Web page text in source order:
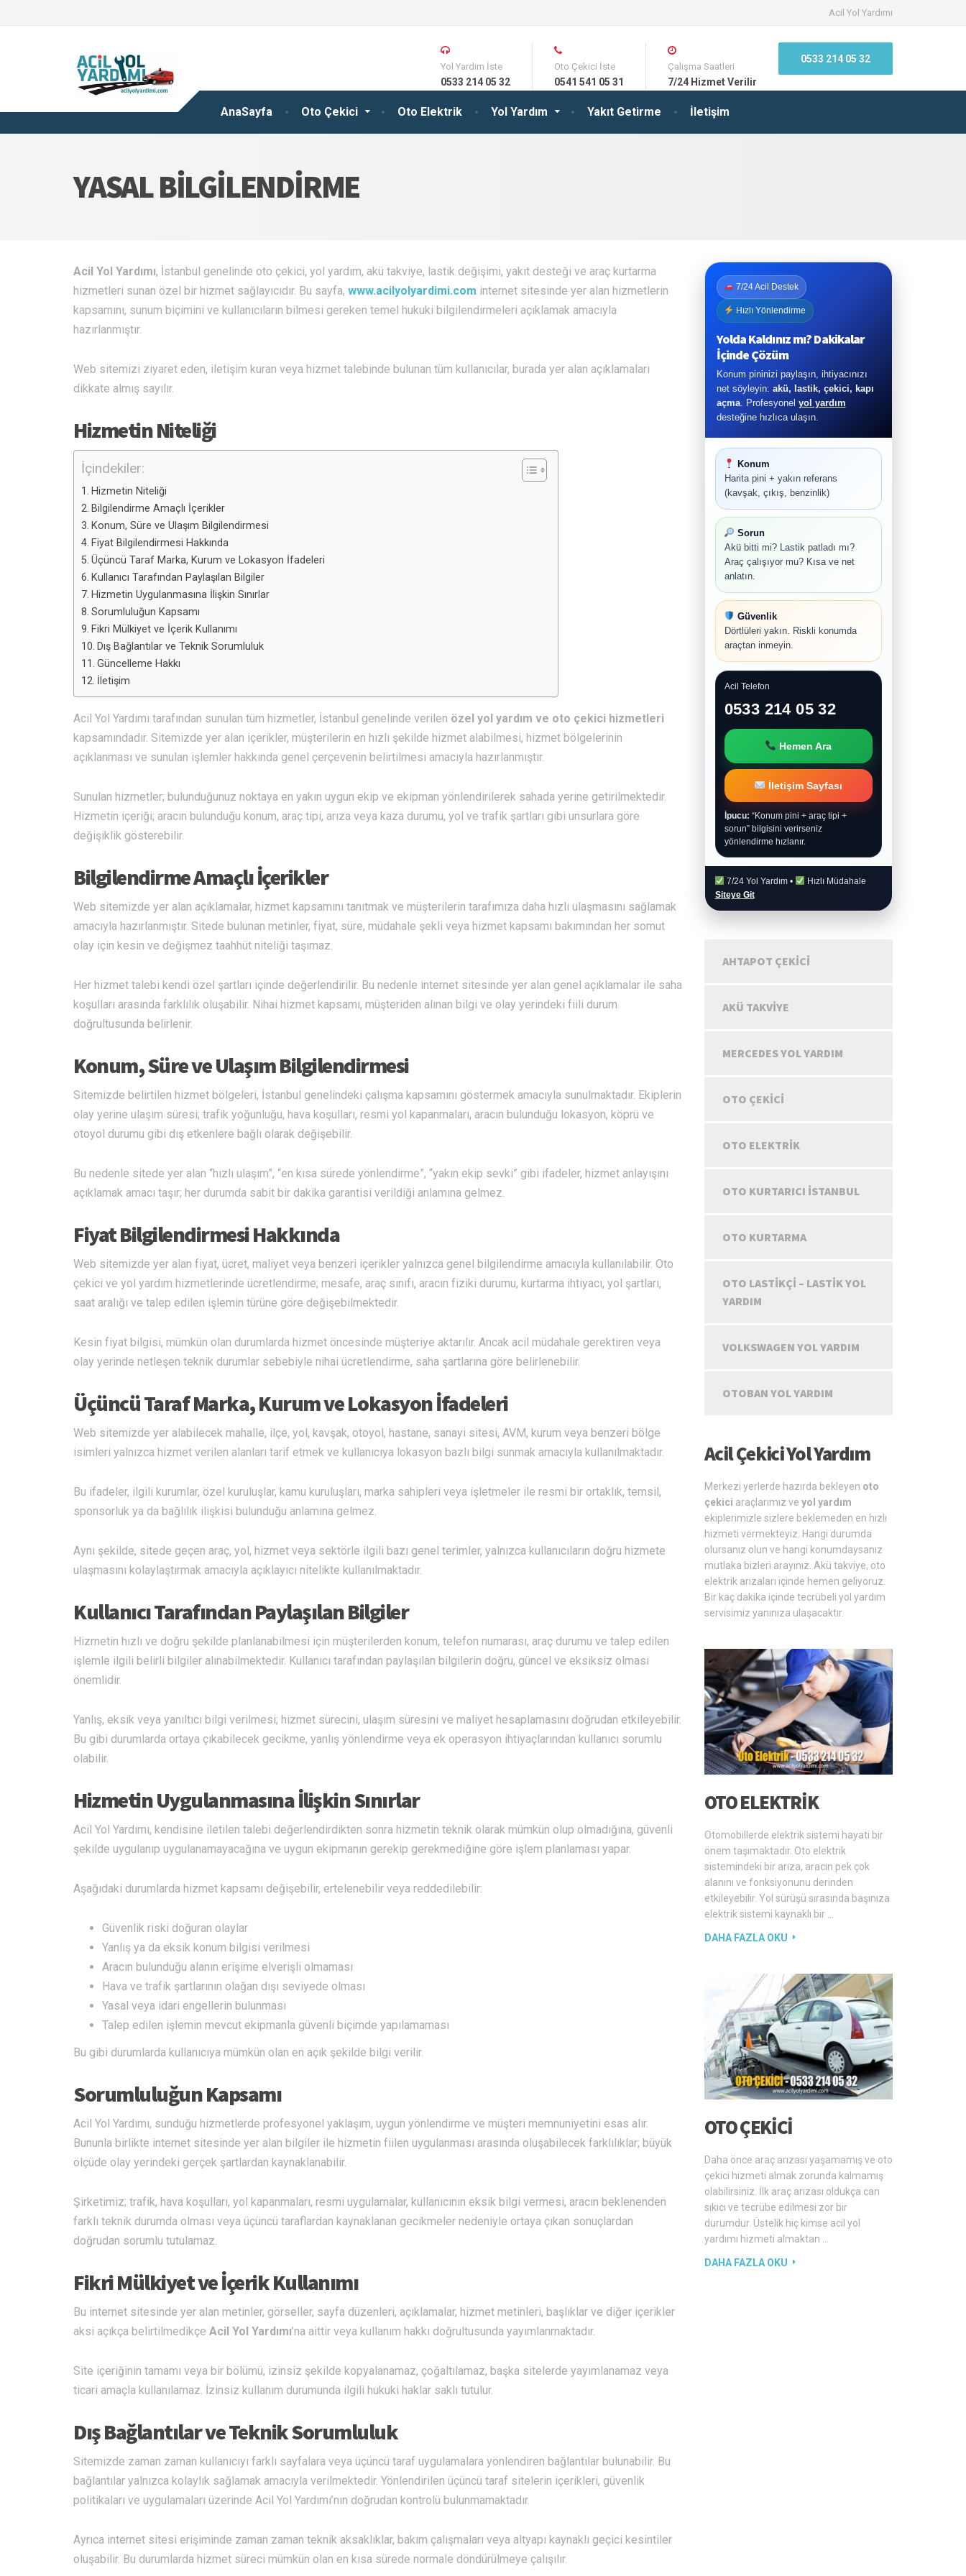
Acil Yol Yardımı
AnaSayfa Oto Çekici Oto Elektrik Yol Yardım Yakıt Getirme İletişim
Yol Yardım İste
0533 214 05 32
Oto Çekici İste
0541 541 05 31
Çalışma Saatleri
7/24 Hizmet Verilir
0533 214 05 32
YASAL BILGILENDIRME
Acil Yol Yardımı, İstanbul genelinde oto çekici, yol yardım, akü takviye, lastik değişimi, yakıt desteği ve araç kurtarma
hizmetleri sunan özel bir hizmet sağlayıcıdır. Bu sayfa, www.acilyolyardimi.com internet sitesinde yer alan hizmetlerin
kapsamını, sunum biçimini ve kullanıcıların bilmesi gereken temel hukuki bilgilendirmeleri açıklamak amacıyla
hazırlanmıştır.
Web sitemizi ziyaret eden, iletişim kuran veya hizmet talebinde bulunan tüm kullanıcılar, burada yer alan açıklamaları
dikkate almış sayılır.
Hizmetin Niteliği
İçindekiler:
Hizmetin Niteliği
Bilgilendirme Amaçlı İçerikler
Konum, Süre ve Ulaşım Bilgilendirmesi
Fiyat Bilgilendirmesi Hakkında
Üçüncü Taraf Marka, Kurum ve Lokasyon İfadeleri
Kullanıcı Tarafından Paylaşılan Bilgiler
Hizmetin Uygulanmasına İlişkin Sınırlar
Sorumluluğun Kapsamı
Fikri Mülkiyet ve İçerik Kullanımı
Dış Bağlantılar ve Teknik Sorumluluk
Güncelleme Hakkı
İletişim
Acil Yol Yardımı tarafından sunulan tüm hizmetler, İstanbul genelinde verilen özel yol yardım ve oto çekici hizmetleri
kapsamındadır. Sitemizde yer alan içerikler, müşterilerin en hızlı şekilde hizmet alabilmesi, hizmet bölgelerinin
açıklanması ve sunulan işlemler hakkında genel çerçevenin belirtilmesi amacıyla hazırlanmıştır.
Sunulan hizmetler; bulunduğunuz noktaya en yakın uygun ekip ve ekipman yönlendirilerek sahada yerine getirilmektedir.
Hizmetin içeriği; aracın bulunduğu konum, araç tipi, arıza veya kaza durumu, yol ve trafik şartları gibi unsurlara göre
değişiklik gösterebilir.
Bilgilendirme Amaçlı İçerikler
Web sitemizde yer alan açıklamalar, hizmet kapsamını tanıtmak ve müşterilerin tarafımıza daha hızlı ulaşmasını sağlamak
amacıyla hazırlanmıştır. Sitede bulunan metinler, fiyat, süre, müdahale şekli veya hizmet kapsamı bakımından her somut
olay için kesin ve değişmez taahhüt niteliği taşımaz.
Her hizmet talebi kendi özel şartları içinde değerlendirilir. Bu nedenle internet sitesinde yer alan genel açıklamalar ile saha
koşulları arasında farklılık oluşabilir. Nihai hizmet kapsamı, müşteriden alınan bilgi ve olay yerindeki fiili durum
doğrultusunda belirlenir.
Konum, Süre ve Ulaşım Bilgilendirmesi
Sitemizde belirtilen hizmet bölgeleri, İstanbul genelindeki çalışma kapsamını göstermek amacıyla sunulmaktadır. Ekiplerin
olay yerine ulaşım süresi; trafik yoğunluğu, hava koşulları, resmi yol kapanmaları, aracın bulunduğu lokasyon, köprü ve
otoyol durumu gibi dış etkenlere bağlı olarak değişebilir.
Bu nedenle sitede yer alan “hızlı ulaşım”, “en kısa sürede yönlendirme”, “yakın ekip sevki” gibi ifadeler, hizmet anlayışını
açıklamak amacı taşır; her durumda sabit bir dakika garantisi verildiği anlamına gelmez.
Fiyat Bilgilendirmesi Hakkında
Web sitemizde yer alan fiyat, ücret, maliyet veya benzeri içerikler yalnızca genel bilgilendirme amacıyla kullanılabilir. Oto
çekici ve yol yardım hizmetlerinde ücretlendirme; mesafe, araç sınıfı, aracın fiziki durumu, kurtarma ihtiyacı, yol şartları,
saat aralığı ve talep edilen işlemin türüne göre değişebilmektedir.
Kesin fiyat bilgisi, mümkün olan durumlarda hizmet öncesinde müşteriye aktarılır. Ancak acil müdahale gerektiren veya
olay yerinde netleşen teknik durumlar sebebiyle nihai ücretlendirme, saha şartlarına göre belirlenebilir.
Üçüncü Taraf Marka, Kurum ve Lokasyon İfadeleri
Web sitemizde yer alabilecek mahalle, ilçe, yol, kavşak, otoyol, hastane, sanayi sitesi, AVM, kurum veya benzeri bölge
isimleri yalnızca hizmet verilen alanları tarif etmek ve kullanıcıya lokasyon bazlı bilgi sunmak amacıyla kullanılmaktadır.
Bu ifadeler, ilgili kurumlar, özel kuruluşlar, kamu kuruluşları, marka sahipleri veya işletmeler ile resmi bir ortaklık, temsil,
sponsorluk ya da bağlılık ilişkisi bulunduğu anlamına gelmez.
Aynı şekilde, sitede geçen araç, yol, hizmet veya sektörle ilgili bazı genel terimler, yalnızca kullanıcıların doğru hizmete
ulaşmasını kolaylaştırmak amacıyla açıklayıcı nitelikte kullanılmaktadır.
Kullanıcı Tarafından Paylaşılan Bilgiler
Hizmetin hızlı ve doğru şekilde planlanabilmesi için müşterilerden konum, telefon numarası, araç durumu ve talep edilen
işlemle ilgili belirli bilgiler alınabilmektedir. Kullanıcı tarafından paylaşılan bilgilerin doğru, güncel ve eksiksiz olması
önemlidir.
Yanlış, eksik veya yanıltıcı bilgi verilmesi; hizmet sürecini, ulaşım süresini ve maliyet hesaplamasını doğrudan etkileyebilir.
Bu gibi durumlarda ortaya çıkabilecek gecikme, yanlış yönlendirme veya ek operasyon ihtiyaçlarından kullanıcı sorumlu
olabilir.
Hizmetin Uygulanmasına İlişkin Sınırlar
Acil Yol Yardımı, kendisine iletilen talebi değerlendirdikten sonra hizmetin teknik olarak mümkün olup olmadığına, güvenli
şekilde uygulanıp uygulanamayacağına ve uygun ekipmanın gerekip gerekmediğine göre işlem planlaması yapar.
Aşağıdaki durumlarda hizmet kapsamı değişebilir, ertelenebilir veya reddedilebilir:
Güvenlik riski doğuran olaylar
Yanlış ya da eksik konum bilgisi verilmesi
Aracın bulunduğu alanın erişime elverişli olmaması
Hava ve trafik şartlarının olağan dışı seviyede olması
Yasal veya idari engellerin bulunması
Talep edilen işlemin mevcut ekipmanla güvenli biçimde yapılamaması
Bu gibi durumlarda kullanıcıya mümkün olan en açık şekilde bilgi verilir.
Sorumluluğun Kapsamı
Acil Yol Yardımı, sunduğu hizmetlerde profesyonel yaklaşım, uygun yönlendirme ve müşteri memnuniyetini esas alır.
Bununla birlikte internet sitesinde yer alan bilgiler ile hizmetin fiilen uygulanması arasında oluşabilecek farklılıklar; büyük
ölçüde olay yerindeki gerçek şartlardan kaynaklanabilir.
Şirketimiz; trafik, hava koşulları, yol kapanmaları, resmi uygulamalar, kullanıcının eksik bilgi vermesi, aracın beklenenden
farklı teknik durumda olması veya üçüncü taraflardan kaynaklanan gecikmeler nedeniyle ortaya çıkan sonuçlardan
doğrudan sorumlu tutulamaz.
Fikri Mülkiyet ve İçerik Kullanımı
Bu internet sitesinde yer alan metinler, görseller, sayfa düzenleri, açıklamalar, hizmet metinleri, başlıklar ve diğer içerikler
aksi açıkça belirtilmedikçe Acil Yol Yardımı’na aittir veya kullanım hakkı doğrultusunda yayımlanmaktadır.
Site içeriğinin tamamı veya bir bölümü, izinsiz şekilde kopyalanamaz, çoğaltılamaz, başka sitelerde yayımlanamaz veya
ticari amaçla kullanılamaz. İzinsiz kullanım durumunda ilgili hukuki haklar saklı tutulur.
Dış Bağlantılar ve Teknik Sorumluluk
Sitemizde zaman zaman kullanıcıyı farklı sayfalara veya üçüncü taraf uygulamalara yönlendiren bağlantılar bulunabilir. Bu
bağlantılar yalnızca kolaylık sağlamak amacıyla verilmektedir. Yönlendirilen üçüncü taraf sitelerin içerikleri, güvenlik
politikaları ve uygulamaları üzerinde Acil Yol Yardımı’nın doğrudan kontrolü bulunmamaktadır.
Ayrıca internet sitesi erişiminde zaman zaman teknik aksaklıklar, bakım çalışmaları veya altyapı kaynaklı geçici kesintiler
oluşabilir. Bu durumlarda hizmet süreci mümkün olan en kısa sürede normale döndürülmeye çalışılır.
7/24 Acil Destek
Hızlı Yönlendirme
Yolda Kaldınız mı? Dakikalar
İçinde Çözüm
Konum pininizi paylaşın, ihtiyacınızı
net söyleyin: akü, lastik, çekici, kapı
açma. Profesyonel yol yardım
desteğine hızlıca ulaşın.
Konum
Harita pini + yakın referans
(kavşak, çıkış, benzinlik)
Sorun
Akü bitti mi? Lastik patladı mı?
Araç çalışıyor mu? Kısa ve net
anlatın.
Güvenlik
Dörtlüleri yakın. Riskli konumda
araçtan inmeyin.
Acil Telefon
0533 214 05 32
Hemen Ara
İletişim Sayfası
İpucu: “Konum pini + araç tipi +
sorun” bilgisini verirseniz
yönlendirme hızlanır.
7/24 Yol Yardım •
Hızlı Müdahale
Siteye Git
AHTAPOT ÇEKICI
AKÜ TAKVIYE
MERCEDES YOL YARDIM
OTO ÇEKICI
OTO ELEKTRIK
OTO KURTARICI İSTANBUL
OTO KURTARMA
OTO LASTIKÇI – LASTIK YOL
YARDIM
VOLKSWAGEN YOL YARDIM
OTOBAN YOL YARDIM
Acil Çekici Yol Yardım
Merkezi yerlerde hazırda bekleyen oto
çekici araçlarımız ve yol yardım
ekiplerimizle sizlere beklemeden en hızlı
hizmeti vermekteyiz. Hangi durumda
olursanız olun ve hangi konumdaysanız
mutlaka bizleri arayınız. Akü takviye, oto
elektrik arızaları içinde hemen geliyoruz.
Bir kaç dakika içinde tecrübeli yol yardım
servisimiz yanınıza ulaşacaktır.
OTO ELEKTRIK
Otomobillerde elektrik sistemi hayati bir
önem taşımaktadır. Oto elektrik
sistemindeki bir arıza, aracın pek çok
alanını ve fonksiyonunu derinden
etkileyebilir. Yol sürüşü sırasında başınıza
elektrik sistemi kaynaklı bir …
DAHA FAZLA OKU
OTO ÇEKICI
Daha önce araç arızası yaşamamış ve oto
çekici hizmeti almak zorunda kalmamış
olabilirsiniz. İlk araç arızası oldukça can
sıkıcı ve tecrübe edilmesi zor bir
durumdur. Üstelik hiç kimse acil yol
yardımı hizmeti almaktan …
DAHA FAZLA OKU